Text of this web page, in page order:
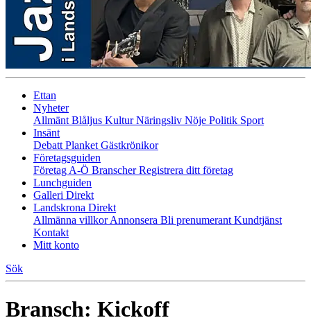
Ettan
Nyheter
Allmänt Blåljus KulturNäringsliv Nöje Politik Sport
Insänt
Debatt Planket Gästkrönikor
Företagsguiden
Företag A-Ö BranscherRegistrera ditt företag
Lunchguiden
Galleri Direkt
Landskrona Direkt
Allmänna villkorAnnonsera Bli prenumerant Kundtjänst
Kontakt
Mitt konto
Sök
Bransch: Kickoff